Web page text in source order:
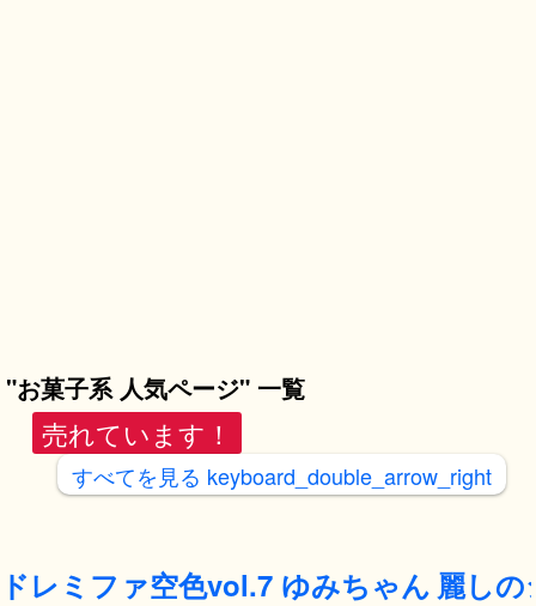
"お菓子系 人気ページ" 一覧
売れています！
すべてを見る keyboard_double_arrow_right
ドレミファ空色vol.7 ゆみちゃん 麗し